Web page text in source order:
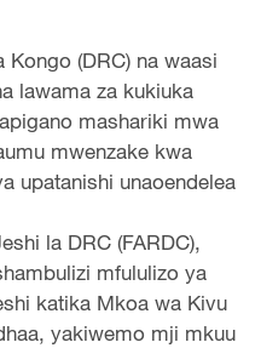
(DRC) na waasi
lawama za kukiuka
mashariki mwa
mwenzake kwa
upatanishi unaoendelea
la DRC (FARDC),
mfululizo ya
katika Mkoa wa Kivu
yakiwemo mji mkuu